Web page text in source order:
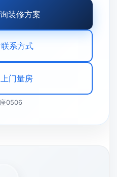
装修方案
系方式
门量房
0506